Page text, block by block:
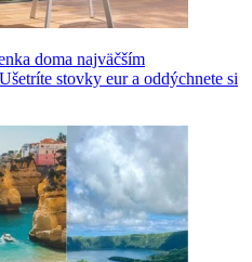
doma najväčším
stovky eur a oddýchnete si